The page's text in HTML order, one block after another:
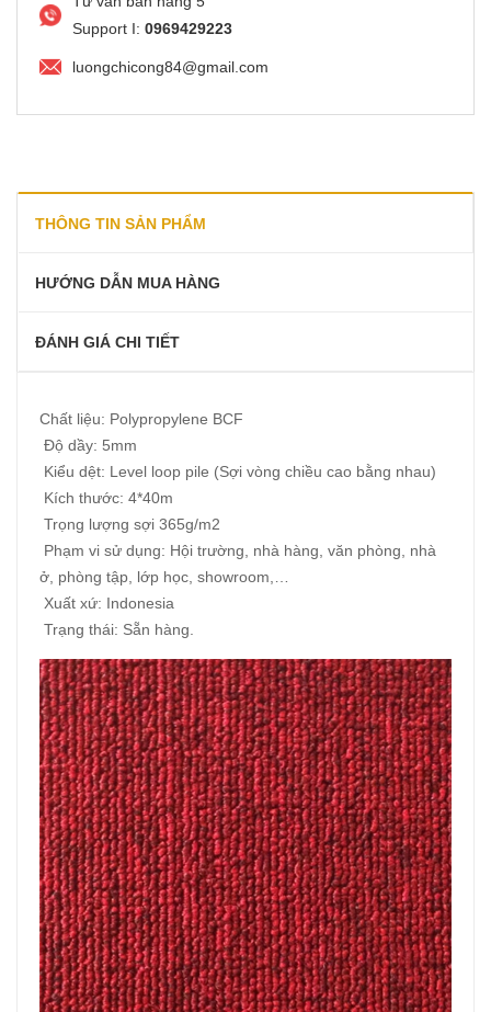
Support I: 0969429223
luongchicong84@gmail.com
THÔNG TIN SẢN PHẨM
HƯỚNG DẪN MUA HÀNG
ĐÁNH GIÁ CHI TIẾT
Chất liệu: Polypropylene BCF
Độ dầy: 5mm
Kiểu dệt: Level loop pile (Sợi vòng chiều cao bằng nhau)
Kích thước: 4*40m
Trọng lượng sợi 365g/m2
Phạm vi sử dụng: Hội trường, nhà hàng, văn phòng, nhà
ở, phòng tập, lớp học, showroom,…
Xuất xứ: Indonesia
Trạng thái: Sẵn hàng.